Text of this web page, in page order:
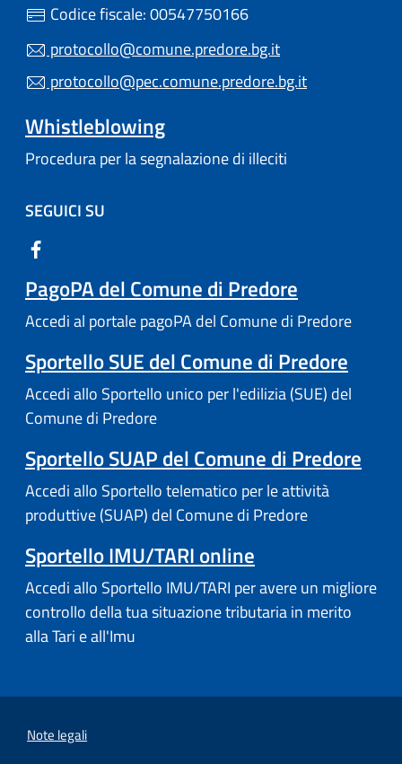
Codice fiscale: 00547750166
protocollo@comune.predore.bg.it
protocollo@pec.comune.predore.bg.it
Whistleblowing
Procedura per la segnalazione di illeciti
SEGUICI SU
PagoPA del Comune di Predore
Accedi al portale pagoPA del Comune di Predore
Sportello SUE del Comune di Predore
Accedi allo Sportello unico per l'edilizia (SUE) del
Comune di Predore
Sportello SUAP del Comune di Predore
Accedi allo Sportello telematico per le attività
produttive (SUAP) del Comune di Predore
Sportello IMU/TARI online
Accedi allo Sportello IMU/TARI per avere un migliore
controllo della tua situazione tributaria in merito
alla Tari e all'Imu
Note legali